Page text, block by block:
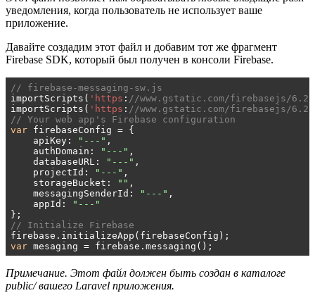
уведомления, когда пользователь не использует ваше
приложение.
Давайте создадим этот файл и добавим тот же фрагмент
Firebase SDK, который был получен в консоли Firebase.
// firebase-messaging-sw.js
importScripts( 'https : //www.gstatic.com/firebasejs/
importScripts( 'https : //www.gstatic.com/firebasejs/
// Your web app's Firebase configuration
var firebaseConfig = {
    apiKey:
"---" ,
    authDomain:
"---" ,
    databaseURL:
"---" ,
    projectId:
"---" ,
    storageBucket:
"" ,
    messagingSenderId:
"---" ,
    appId:
"---"
// Initialize Firebase
var mesaging = firebase.messaging();
Примечание. Этот файл должен быть создан в каталоге
public/ вашего Laravel приложения.